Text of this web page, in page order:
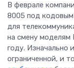
В феврале
8005 под кодовым
для
на смену моделям
году. Изначально
ограниченной, и